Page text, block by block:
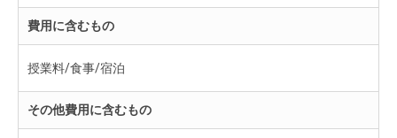
費用に含むもの
授業料/食事/宿泊
その他費用に含むもの